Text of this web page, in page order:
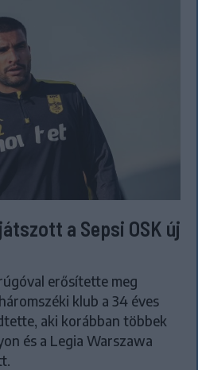
a Sepsi OSK új
erősítette meg
klub a 34 éves
aki korábban többek
és a Legia Warszawa